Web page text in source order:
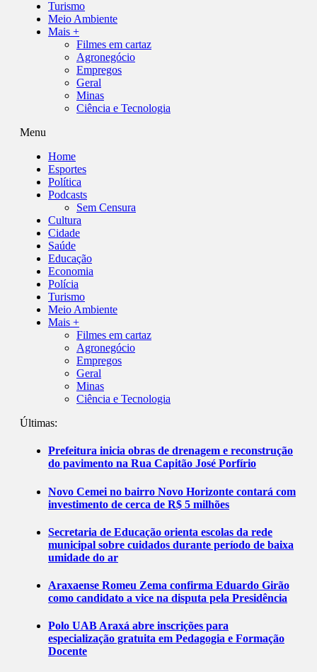
Turismo
Meio Ambiente
Mais +
Filmes em cartaz
Agronegócio
Empregos
Geral
Minas
Ciência e Tecnologia
Menu
Home
Esportes
Política
Podcasts
Sem Censura
Cultura
Cidade
Saúde
Educação
Economia
Polícia
Turismo
Meio Ambiente
Mais +
Filmes em cartaz
Agronegócio
Empregos
Geral
Minas
Ciência e Tecnologia
Últimas:
Prefeitura inicia obras de drenagem e reconstrução
do pavimento na Rua Capitão José Porfírio
Novo Cemei no bairro Novo Horizonte contará com
investimento de cerca de R$ 5 milhões
Secretaria de Educação orienta escolas da rede
municipal sobre cuidados durante período de baixa
umidade do ar
Araxaense Romeu Zema confirma Eduardo Girão
como candidato a vice na disputa pela Presidência
Polo UAB Araxá abre inscrições para
especialização gratuita em Pedagogia e Formação
Docente